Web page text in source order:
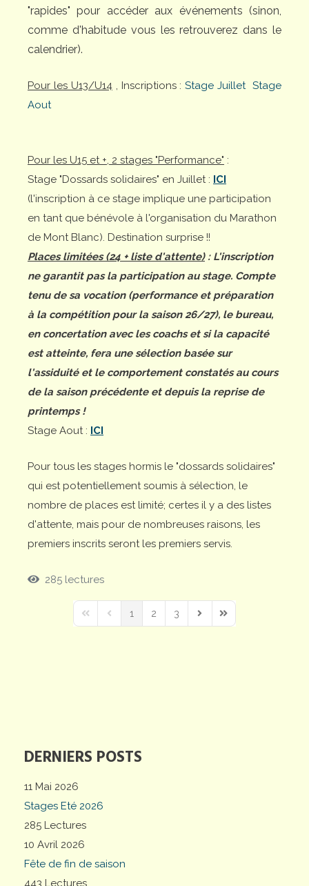
DERNIERS POSTS
11 Mai 2026
Stages Eté 2026
285 Lectures
10 Avril 2026
Fête de fin de saison
443 Lectures
"rapides" pour accéder aux événements (sinon,
comme d'habitude vous les retrouverez dans le
calendrier).
Pour les U13/U14, Inscriptions :Stage Juillet Stage
Aout
Pour les U15 et +, 2 stages "Performance" :
Stage "Dossards solidaires" en Juillet : ICI
(l'inscription à ce stage implique une participation
en tant que bénévole à l'organisation du Marathon
de Mont Blanc). Destination surprise !!
Places limitées (24 + liste d'attente): L'inscription
ne garantit pas la participation au stage. Compte
tenu de sa vocation (performance et préparation
à la compétition pour la saison 26/27), le bureau,
en concertation avec les coachs et si la capacité
est atteinte, fera une sélection basée sur
l'assiduité et le comportement constatés au cours
de la saison précédente et depuis la reprise de
printemps !
Stage Aout : ICI
Pour tous les stages hormis le "dossards solidaires"
qui est potentiellement soumis à sélection, le
nombre de places est limité; certes il y a des listes
d'attente, mais pour de nombreuses raisons, les
premiers inscrits seront les premiers servis.
285 lectures
First PagePrevious Page
1 2 3
Next PageLast Page